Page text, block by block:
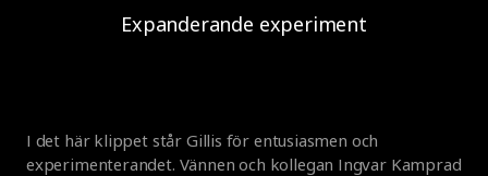
Expanderande experiment
I det här klippet står Gillis för entusiasmen och
experimenterandet. Vännen och kollegan Ingvar Kamprad